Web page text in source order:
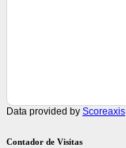
Data provided by Scoreaxis
Contador de Visitas